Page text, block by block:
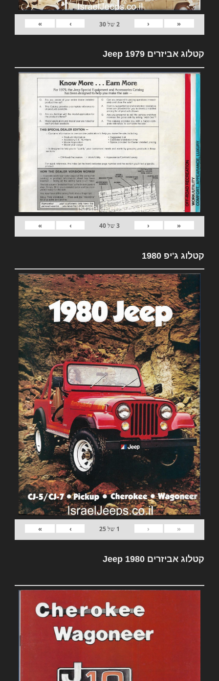
«
‹
2של30
›
»
קטלוג אביזרים 1979 Jeep
«
‹
3של40
›
»
קטלוג ג'יפ 1980
«
‹
1 של25
›
»
קטלוג אביזרים Jeep 1980